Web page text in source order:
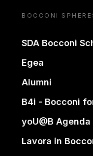
BOCCONI
SDA Bocconi
Egea
Alumni
B4i - Bocconi
yoU@B Agenda
Lavora in